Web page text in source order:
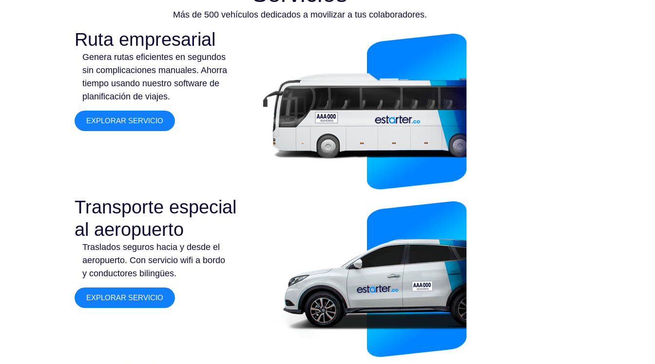
Más de 500 vehículos dedicados a movilizar a tus colaboradores.
Ruta empresarial
Genera rutas eficientes en segundos
sin complicaciones manuales. Ahorra
tiempo usando nuestro software de
planificación de viajes.
EXPLORAR SERVICIO
Transporte especial
al aeropuerto
Traslados seguros hacia y desde el
aeropuerto. Con servicio wifi a bordo
y conductores bilingües.
EXPLORAR SERVICIO